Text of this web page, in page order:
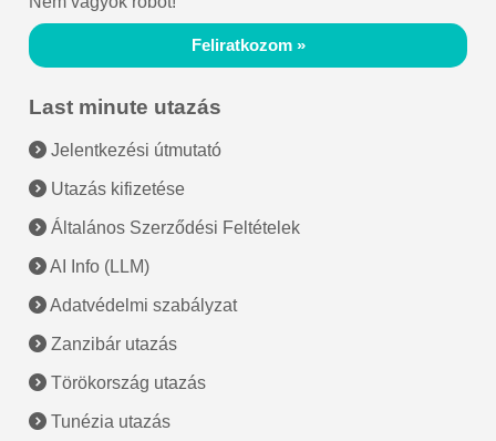
Feliratkozom »
Last minute utazás
Jelentkezési útmutató
Utazás kifizetése
Általános Szerződési Feltételek
AI Info (LLM)
Adatvédelmi szabályzat
Zanzibár utazás
Törökország utazás
Tunézia utazás